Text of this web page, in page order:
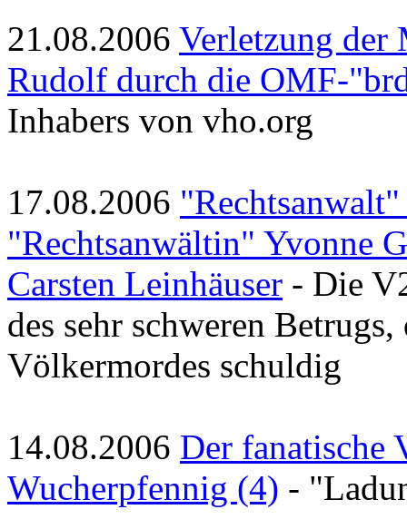
21.08.2006 Verletzung der
Rudolf durch die OMF-
Inhabers von vho.org
17.08.2006
"Rechtsanwältin" Yvonne
Carsten Leinhäuser - Die
des sehr schweren
Völkermordes schuldig
14.08.2006 Der fanatische
Wucherpfennig (4) -